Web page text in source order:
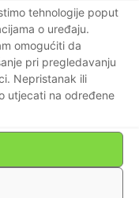
tehnologije poput
o uređaju.
omogućiti da
pri pregledavanju
Nepristanak ili
utjecati na određene
o privatnosti
by TagDiv